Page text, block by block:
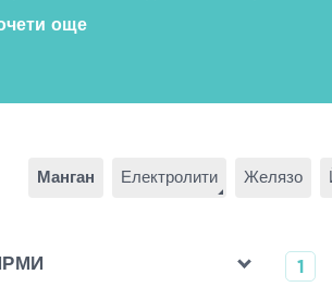
още
Манган Електролити Желязо
1